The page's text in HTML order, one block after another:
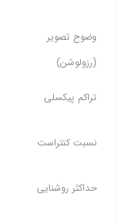
وضوح تصویر
(رزولوشن)
تراکم پیکسلی
نسبت کنتراست
حداکثر روشنایی